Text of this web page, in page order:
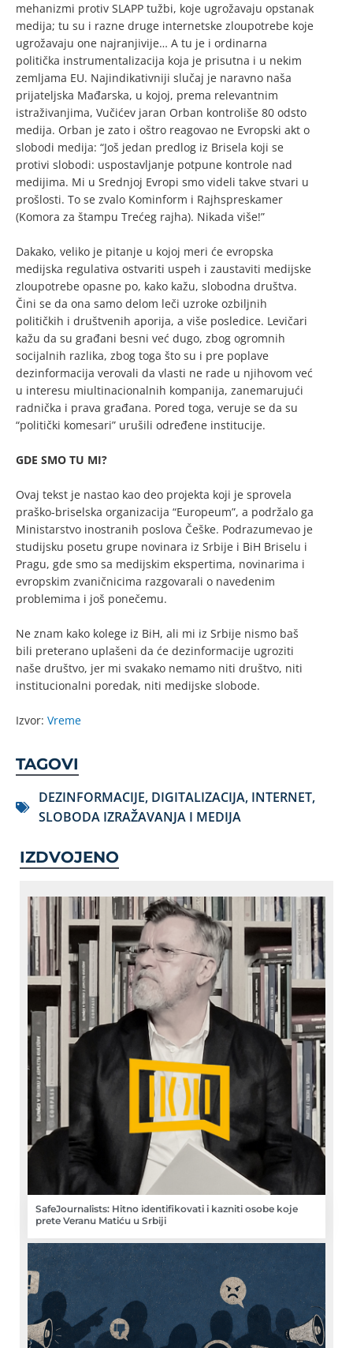
mehanizmi protiv SLAPP tužbi, koje ugrožavaju opstanak
medija; tu su i razne druge internetske zloupotrebe koje
ugrožavaju one najranjivije… A tu je i ordinarna
politička instrumentalizacija koja je prisutna i u nekim
zemljama EU. Najindikativniji slučaj je naravno naša
prijateljska Mađarska, u kojoj, prema relevantnim
istraživanjima, Vučićev jaran Orban kontroliše 80 odsto
medija. Orban je zato i oštro reagovao ne Evropski akt o
slobodi medija: “Još jedan predlog iz Brisela koji se
protivi slobodi: uspostavljanje potpune kontrole nad
medijima. Mi u Srednjoj Evropi smo videli takve stvari u
prošlosti. To se zvalo Kominform i Rajhspreskamer
(Komora za štampu Trećeg rajha). Nikada više!”
Dakako, veliko je pitanje u kojoj meri će evropska
medijska regulativa ostvariti uspeh i zaustaviti medijske
zloupotrebe opasne po, kako kažu, slobodna društva.
Čini se da ona samo delom leči uzroke ozbiljnih
političkih i društvenih aporija, a više posledice. Levičari
kažu da su građani besni već dugo, zbog ogromnih
socijalnih razlika, zbog toga što su i pre poplave
dezinformacija verovali da vlasti ne rade u njihovom već
u interesu miultinacionalnih kompanija, zanemarujući
radnička i prava građana. Pored toga, veruje se da su
“politički komesari” urušili određene institucije.
GDE SMO TU MI?
Ovaj tekst je nastao kao deo projekta koji je sprovela
praško-briselska organizacija “Europeum”, a podržalo ga
Ministarstvo inostranih poslova Češke. Podrazumevao je
studijsku posetu grupe novinara iz Srbije i BiH Briselu i
Pragu, gde smo sa medijskim ekspertima, novinarima i
evropskim zvaničnicima razgovarali o navedenim
problemima i još ponečemu.
Ne znam kako kolege iz BiH, ali mi iz Srbije nismo baš
bili preterano uplašeni da će dezinformacije ugroziti
naše društvo, jer mi svakako nemamo niti društvo, niti
institucionalni poredak, niti medijske slobode.
Izvor: Vreme
TAGOVI
DEZINFORMACIJE, DIGITALIZACIJA, INTERNET,
SLOBODA IZRAŽAVANJA I MEDIJA
IZDVOJENO
SafeJournalists: Hitno identifikovati i kazniti osobe koje
prete Veranu Matiću u Srbiji